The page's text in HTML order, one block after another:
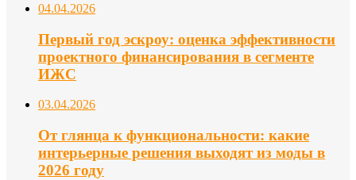
04.04.2026
Первый год эскроу: оценка эффективности
проектного финансирования в сегменте
ИЖС
03.04.2026
От глянца к функциональности: какие
интерьерные решения выходят из моды в
2026 году